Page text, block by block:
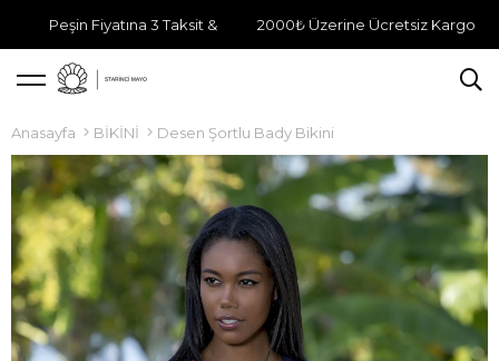
Peşin Fiyatına 3 Taksit & 2000₺ Üzerine Ücretsiz Kargo
Anasayfa BİKİNİ Desen Şortlu Bady Bikini